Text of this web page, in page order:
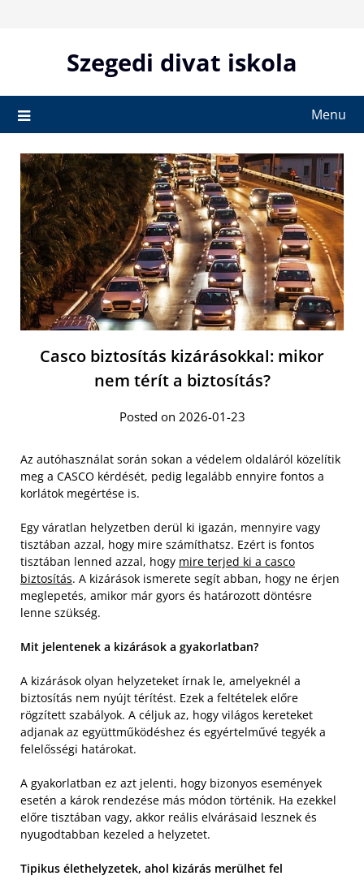
Szegedi divat iskola
Menu
Casco biztosítás kizárásokkal: mikor
nem térít a biztosítás?
Posted on 2026-01-23
Az autóhasználat során sokan a védelem oldaláról közelítik
meg a CASCO kérdését, pedig legalább ennyire fontos a
korlátok megértése is.
Egy váratlan helyzetben derül ki igazán, mennyire vagy
tisztában azzal, hogy mire számíthatsz. Ezért is fontos
tisztában lenned azzal, hogy mire terjed ki a casco
biztosítás. A kizárások ismerete segít abban, hogy ne érjen
meglepetés, amikor már gyors és határozott döntésre
lenne szükség.
Mit jelentenek a kizárások a gyakorlatban?
A kizárások olyan helyzeteket írnak le, amelyeknél a
biztosítás nem nyújt térítést. Ezek a feltételek előre
rögzített szabályok. A céljuk az, hogy világos kereteket
adjanak az együttműködéshez és egyértelművé tegyék a
felelősségi határokat.
A gyakorlatban ez azt jelenti, hogy bizonyos események
esetén a károk rendezése más módon történik. Ha ezekkel
előre tisztában vagy, akkor reális elvárásaid lesznek és
nyugodtabban kezeled a helyzetet.
Tipikus élethelyzetek, ahol kizárás merülhet fel